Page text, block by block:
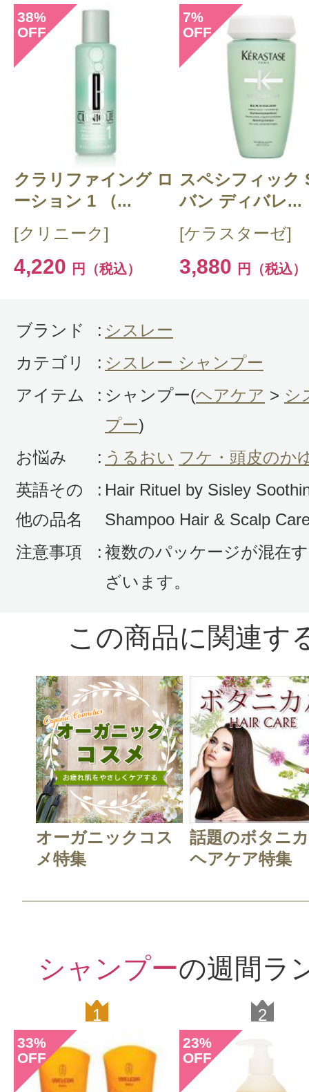
このコスメのレビューを書いて
クチコミを投稿する
CT 会員様は、マイページの「購
らクチコミ投稿すると1 商品に
ントプレゼント！
38%
OFF
クラリファイング ロ
ーション 1 （...
[クリニーク]
4,220 円（税込）
7%
OFF
スペシフィック
バン ディバレ...
[ケラスターゼ]
3,880 円（税込）
ブランド : シスレー
カテゴリ
: シスレー シャンプー
アイテム
: シャンプー(ヘアケア > シ
プー)
お悩み
: うるおい フケ・頭皮のか
英語その
他の品名
: Hair Rituel by Sisley
Shampoo Hair & Scalp
注意事項
: 複数のパッケージが混在
ざいます。
この商品に関連す
オーガニックコス
メ特集
話題のボタニ
ヘアケア特集
シャンプーの週間ラ
1
33%
OFF
2
23%
OFF